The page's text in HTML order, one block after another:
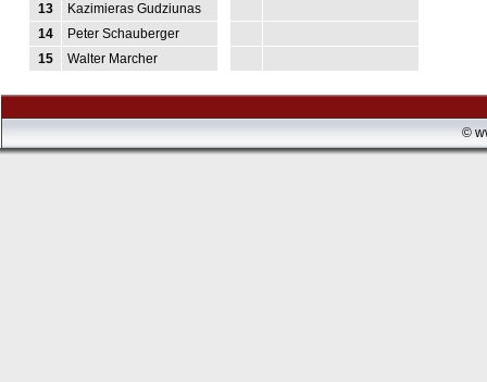
13
Kazimieras Gudziunas
14
Peter Schauberger
15
Walter Marcher
©